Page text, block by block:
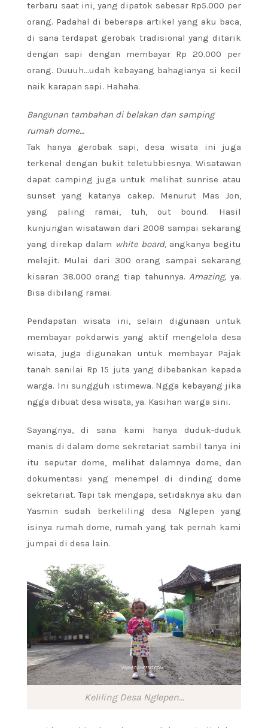
terbaru saat ini, yang dipatok sebesar Rp5.000 per
orang. Padahal di beberapa artikel yang aku baca,
di sana terdapat gerobak tradisional yang ditarik
dengan sapi dengan membayar Rp 20.000 per
orang. Duuuh…udah kebayang bahagianya si kecil
naik karapan sapi. Hahaha.
Bangunan tambahan di belakan dan samping
rumah dome…
Tak hanya gerobak sapi, desa wisata ini juga
terkenal dengan bukit teletubbiesnya. Wisatawan
dapat camping juga untuk melihat sunrise atau
sunset yang katanya cakep. Menurut Mas Jon,
yang paling ramai, tuh, out bound. Hasil
kunjungan wisatawan dari 2008 sampai sekarang
yang direkap dalam white board, angkanya begitu
melejit. Mulai dari 300 orang sampai sekarang
kisaran 38.000 orang tiap tahunnya.Amazing,ya.
Bisa dibilang ramai.
Pendapatan wisata ini, selain digunaan untuk
membayar pokdarwis yang aktif mengelola desa
wisata, juga digunakan untuk membayar Pajak
tanah senilai Rp 15 juta yang dibebankan kepada
warga. Ini sungguh istimewa. Ngga kebayang jika
ngga dibuat desa wisata, ya. Kasihan warga sini.
Sayangnya, di sana kami hanya duduk-duduk
manis di dalam dome sekretariat sambil tanya ini
itu seputar dome, melihat dalamnya dome, dan
dokumentasi yang menempel di dinding dome
sekretariat. Tapi tak mengapa, setidaknya aku dan
Yasmin sudah berkeliling desa Nglepen yang
isinya rumah dome, rumah yang tak pernah kami
jumpai di desa lain.
Keliling Desa Nglepen…